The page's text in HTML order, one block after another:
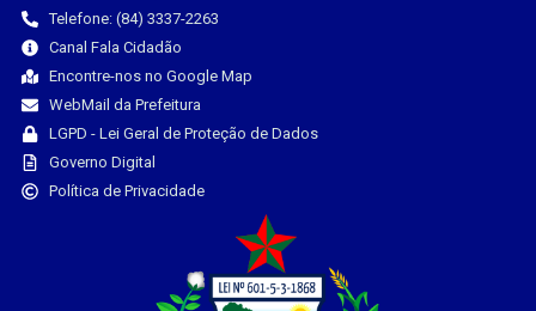
Telefone: (84) 3337-2263
Canal Fala Cidadão
Encontre-nos no Google Map
WebMail da Prefeitura
LGPD - Lei Geral de Proteção de Dados
Governo Digital
Política de Privacidade